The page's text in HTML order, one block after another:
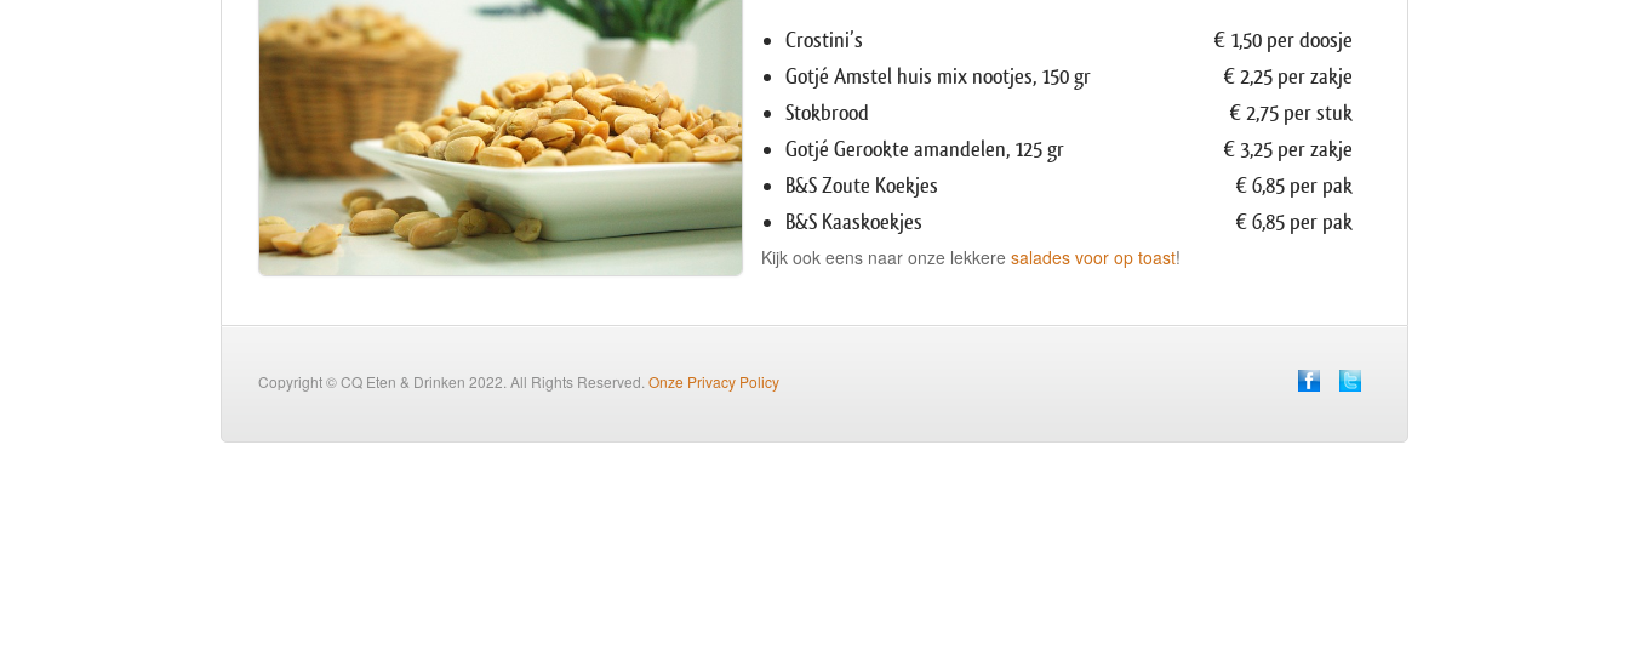
Crostini’s
€ 1,50 per doosje
Gotjé Amstel huis mix nootjes, 150 gr
€ 2,25 per zakje
Stokbrood
€ 2,75 per stuk
Gotjé Gerookte amandelen, 125 gr
€ 3,25 per zakje
B&S Zoute Koekjes
€ 6,85 per pak
B&S Kaaskoekjes
€ 6,85 per pak
Kijk ook eens naar onze lekkere salades voor op toast!
Copyright © CQ Eten & Drinken 2022. All Rights Reserved. Onze Privacy Policy